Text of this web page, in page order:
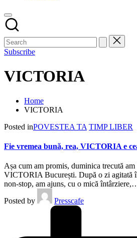
Subscribe
VICTORIA
Home
VICTORIA
Posted inPOVESTEA TA TIMP LIBER
Fie vremea bună, rea, VICTORIA e
Așa cum am promis, duminica trecută
VICTORIA București. După o zi agitată
non-stop, am ajuns, cu o mică
Posted by
Presscafe